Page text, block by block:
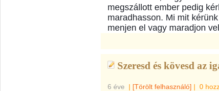
megszállott ember pedig
maradhasson. Mi mit
menjen el vagy maradjon
Szeresd és kövesd az
6 éve | [Törölt felhasználó] | 0